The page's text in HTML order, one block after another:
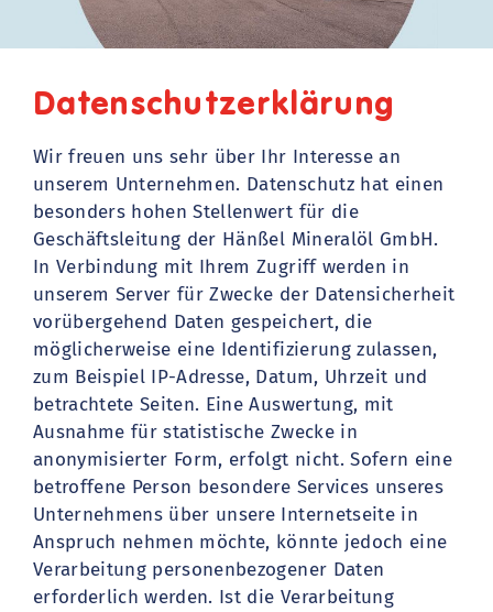
Datenschutzerklärung
Wir freuen uns sehr über Ihr Interesse an
unserem Unternehmen. Datenschutz hat einen
besonders hohen Stellenwert für die
Geschäftsleitung der Hänßel Mineralöl GmbH.
In Verbindung mit Ihrem Zugriff werden in
unserem Server für Zwecke der Datensicherheit
vorübergehend Daten gespeichert, die
möglicherweise eine Identifizierung zulassen,
zum Beispiel IP-Adresse, Datum, Uhrzeit und
betrachtete Seiten. Eine Auswertung, mit
Ausnahme für statistische Zwecke in
anonymisierter Form, erfolgt nicht. Sofern eine
betroffene Person besondere Services unseres
Unternehmens über unsere Internetseite in
Anspruch nehmen möchte, könnte jedoch eine
Verarbeitung personenbezogener Daten
erforderlich werden. Ist die Verarbeitung